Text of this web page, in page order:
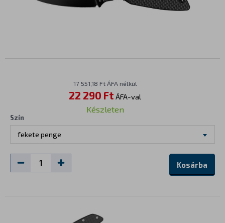
17 551,18 Ft ÁFA nélkül
22 290 Ft ÁFA-val
Készleten
Szín
fekete penge
Kosárba